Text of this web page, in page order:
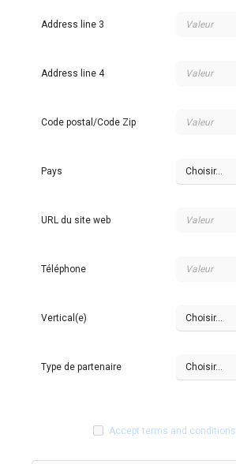
Address line 3
Address line 4
Code postal/Code Zip
Pays Choisir…
URL du site web
Téléphone
Vertical(e) Choisir…
Type de partenaire Choisir…
Accept terms and conditions